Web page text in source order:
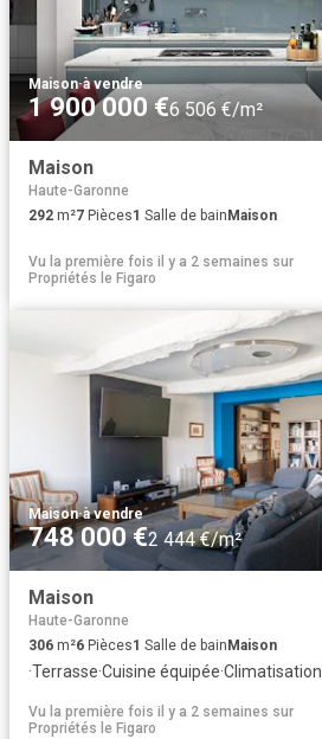
Maison·à vendre
1 900 000 €6 506 €/m²
Maison
Haute-Garonne
292 m²7 Pièces1 Salle de bainMaison
Vu la première fois il y a 2 semaines sur
Propriétés le Figaro
Maison·à vendre
748 000 €2 444 €/m²
Maison
Haute-Garonne
306 m²6 Pièces1 Salle de bain Maison
·Terrasse·Cuisine équipée·Climatisation
Vu la première fois il y a 2 semaines sur
Propriétés le Figaro